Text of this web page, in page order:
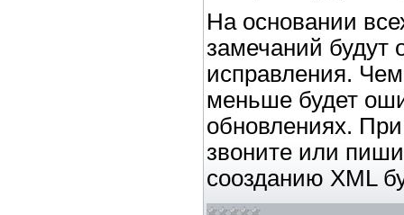
На основании
замечаний будут
исправления.
меньше будет
обновлениях.
звоните или
соозданию XML